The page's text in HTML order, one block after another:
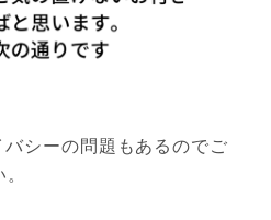
シーの問題もあるのでご